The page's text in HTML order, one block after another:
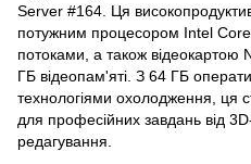
Server #164. Ця
потужним процесором Intel
потоками, а також відеокартою
ГБ відеопам'яті. З 64 ГБ
технологіями охолодження, ця
для професійних завдань від
редагування.